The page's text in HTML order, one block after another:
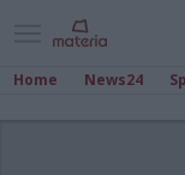
Home News24